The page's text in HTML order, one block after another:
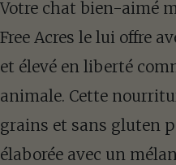
Votre chat bien-aimé
Free Acres le lui offre
et élevé en liberté
animale. Cette
grains et sans gluten
élaborée avec un